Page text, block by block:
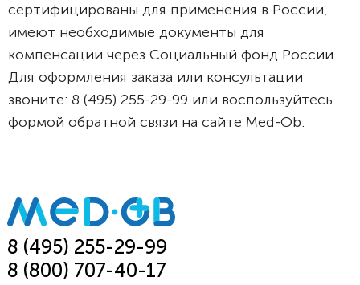
сертифицированы для применения в России,
имеют необходимые документы для
компенсации через Социальный фонд России.
Для оформления заказа или консультации
звоните: 8 (495) 255-29-99 или воспользуйтесь
формой обратной связи на сайте Med-Ob.
8 (495) 255-29-99
8 (800) 707-40-17